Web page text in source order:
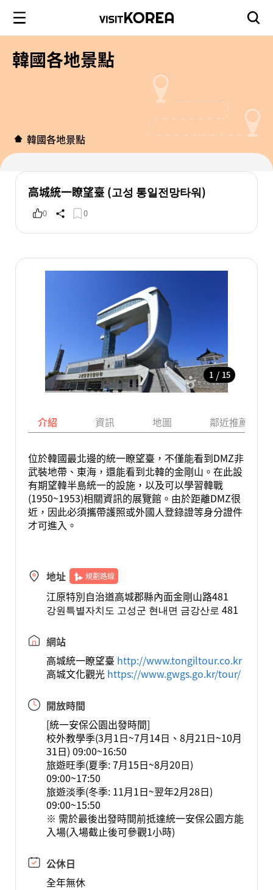
韓國各地景點
韓國各地景點
高城統一瞭望臺 (고성 통일전망타워)
0 0
1 / 15
介紹 資訊 地圖 鄰近推薦景點
位於韓國最北邊的統一瞭望臺，不僅能看到DMZ非
武裝地帶、東海，還能看到北韓的金剛山。在此設
有期望韓半島統一的設施，以及可以學習韓戰
(1950~1953)相關資訊的展覽館。由於距離DMZ很
近，因此必須攜帶護照或外國人登錄證等身分證件
才可進入。
地址 規劃路線
江原特別自治道高城郡縣內面金剛山路481
강원특별자치도 고성군 현내면 금강산로 481
網站
高城統一瞭望臺 http://www.tongiltour.co.kr
高城文化觀光 https://www.gwgs.go.kr/tour/
開放時間
[統一安保公園出發時間]
校外教學季(3月1日~7月14日、8月21日~10月
31日) 09:00~16:50
旅遊旺季(夏季: 7月15日~8月20日)
09:00~17:50
旅遊淡季(冬季: 11月1日~翌年2月28日)
09:00~15:50
※ 需於最後出發時間前抵達統一安保公園方能
入場(入場截止後可參觀1小時)
公休日
全年無休